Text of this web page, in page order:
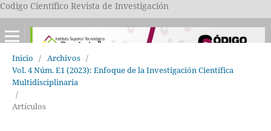
Codigo Científico Revista de Investigación
Inicio / Archivos /
Vol. 4 Núm. E1 (2023): Enfoque de la Investigación Científica
Multidisciplinaria
/
Artículos